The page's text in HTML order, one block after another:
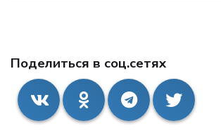
Поделиться в соц.сетях